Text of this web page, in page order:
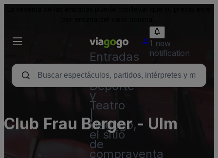
Entradas
para
Conciertos,
Deporte
y
Teatro
viagogo,
el sitio
de
compraventa
1 new
notification
Club Frau Berger - Ulm